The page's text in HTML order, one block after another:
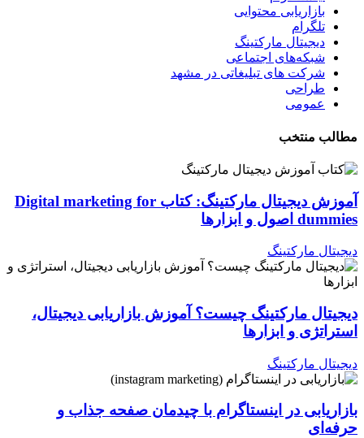
بازاریابی محتوایی
تلگرام
دیجیتال مارکتینگ
شبکه‌های اجتماعی
شرکت های تبلیغاتی در مشهد
طراحی
عمومی
مطالب منتخب
آموزش دیجیتال مارکتینگ: کتاب Digital marketing for
dummies اصول و ابزارها
دیجیتال مارکتینگ
دیجیتال مارکتینگ چیست؟ آموزش بازاریابی دیجیتال،
استراتژی و ابزارها
دیجیتال مارکتینگ
بازاریابی در اینستاگرام با چیدمان صفحه جذاب و
حرفه‌ای